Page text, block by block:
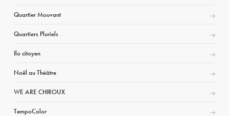
Quartier Mouvant
Quartiers Pluriels
Ilo citoyen
Noël au Théâtre
WE ARE CHIROUX
TempoColor